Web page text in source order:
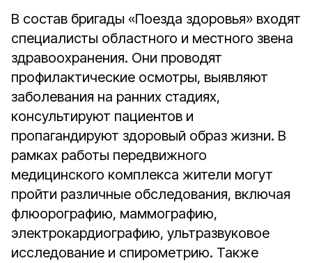
В состав бригады «Поезда здоровья» входят
специалисты областного и местного звена
здравоохранения. Они проводят
профилактические осмотры, выявляют
заболевания на ранних стадиях,
консультируют пациентов и
пропагандируют здоровый образ жизни. В
рамках работы передвижного
медицинского комплекса жители могут
пройти различные обследования, включая
флюорографию, маммографию,
электрокардиографию, ультразвуковое
исследование и спирометрию. Также